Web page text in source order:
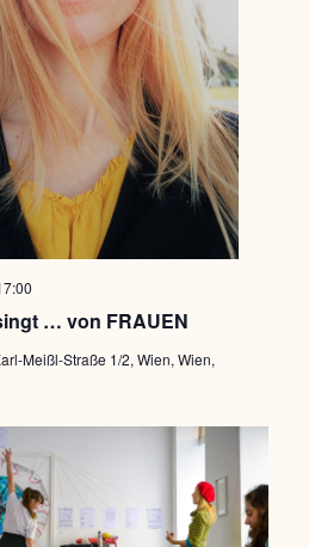
… von FRAUEN
Meißl-Straße 1/2, Wien, Wien,